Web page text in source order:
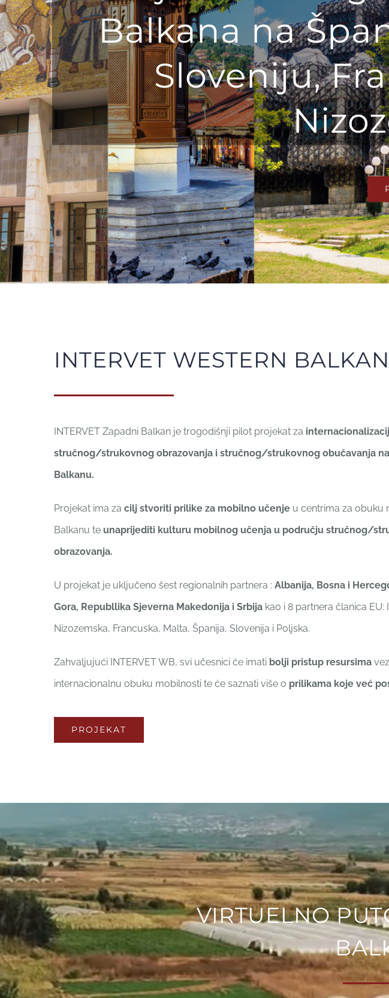
Balkana na
Sloveniju,
INTERVET WESTERN
INTERVET Zapadni Balkan je trogodišnji pilot projekat za
stručnog/strukovnog obrazovanja i stručnog/strukovnog obučavanja
Balkanu.
Projekat ima za cilj stvoriti prilike za mobilno učenjeu centrima za obuku
Balkanu te unaprijediti kulturu mobilnog učenja u području stručnog/
obrazovanja.
U projekat je uključeno šest regionalnih partnera : Albanija, Bosna i
Gora, Republlika Sjeverna Makedonija i Srbijakao i 8 partnera članica EU:
Nizozemska, Francuska, Malta, Španija, Slovenija i Poljska.
Zahvaljujući INTERVET WB, svi učesnici će imati bolji pristup resursima
internacionalnu obuku mobilnosti te će saznati više o prilikama koje već
PROJEKAT
VIRTUELNO